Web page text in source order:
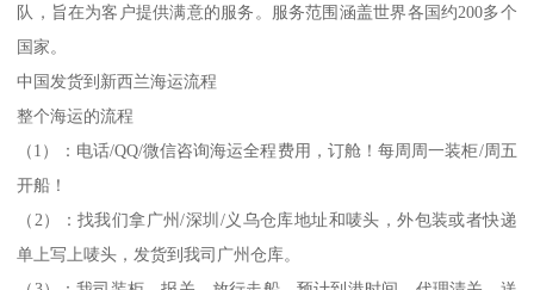
队，旨在为客户提供满意的服务。服务范围涵盖世界各国约200多个
国家。
中国发货到新西兰海运流程
整个海运的流程
（1）：电话/QQ/微信咨询海运全程费用，订舱！每周周一装柜/周五
开船！
（2）：找我们拿广州/深圳/义乌仓库地址和唛头，外包装或者快递
单上写上唛头，发货到我司广州仓库。